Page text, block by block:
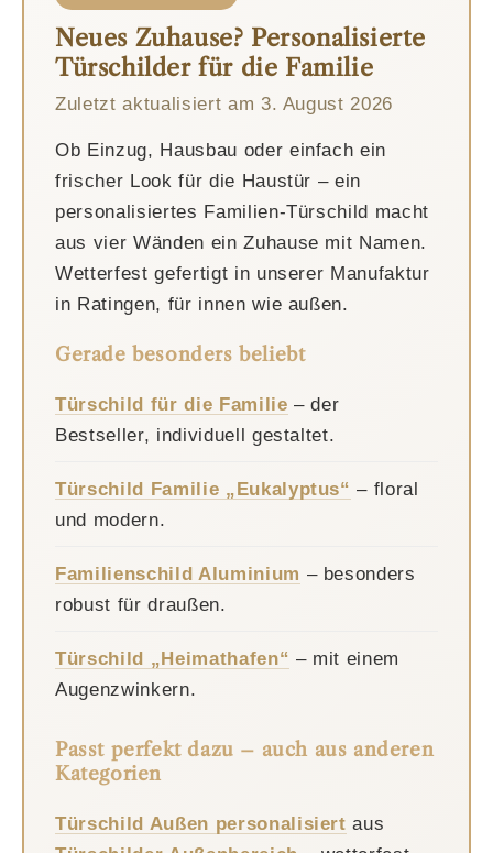
Neues Zuhause? Personalisierte
Türschilder für die Familie
Zuletzt aktualisiert am 3. August 2026
Ob Einzug, Hausbau oder einfach ein
frischer Look für die Haustür – ein
personalisiertes Familien-Türschild macht
aus vier Wänden ein Zuhause mit Namen.
Wetterfest gefertigt in unserer Manufaktur
in Ratingen, für innen wie außen.
Gerade besonders beliebt
Türschild für die Familie – der
Bestseller, individuell gestaltet.
Türschild Familie „Eukalyptus“ – floral
und modern.
Familienschild Aluminium – besonders
robust für draußen.
Türschild „Heimathafen“ – mit einem
Augenzwinkern.
Passt perfekt dazu – auch aus anderen
Kategorien
Türschild Außen personalisiert aus